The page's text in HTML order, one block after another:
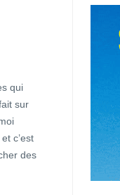
qui
sur
c’est
des